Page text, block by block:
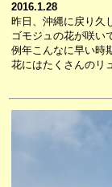
2016.1.28
昨日、沖縄に戻り久
ゴモジュの花が咲い
例年こんなに早い時
花にはたくさんのリ